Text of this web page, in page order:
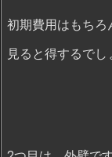
初期費用はもちろ
見ると得するでし